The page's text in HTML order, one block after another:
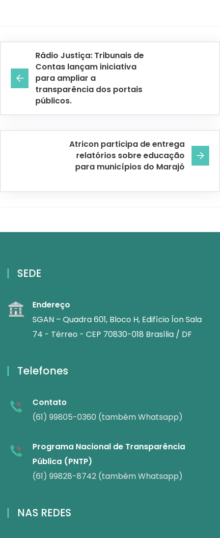
Rádio Justiça: Tribunais de
Contas lançam iniciativa
para ampliar a
transparência dos portais
públicos.
Atricon participa de entrega
relatórios sobre educação
para municípios do Marajó
SEDE
Endereço
SGAN – Quadra 601, Bloco H, Edifício Íon Sala
74 - Térreo - CEP 70830-018 Brasília / DF
Telefones
Contato
(61) 99805-0360 (também Whatsapp)
Programa Nacional de Transparência
Pública (PNTP)
(61) 99828-8742 (também Whatsapp)
NAS REDES